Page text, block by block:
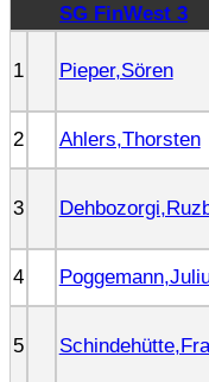
SG FinWest 3
1 Pieper,Sören
2 Ahlers,Thorsten
3
4
5